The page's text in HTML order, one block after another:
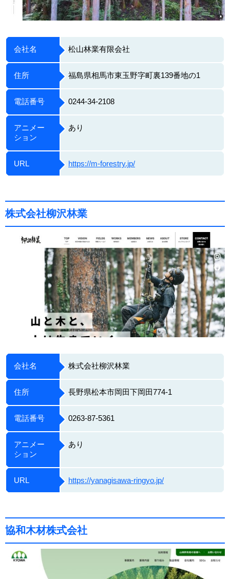
会社名 松山林業有限会社
住所 福島県相馬市東玉野字町裏139番地の1
電話番号 0244-34-2108
アニメー
ション
あり
URL https://m-forestry.jp/
株式会社柳沢林業
会社名 株式会社柳沢林業
住所 長野県松本市岡田下岡田774-1
電話番号 0263-87-5361
アニメー
ション
あり
URL https://yanagisawa-ringyo.jp/
協和木材株式会社